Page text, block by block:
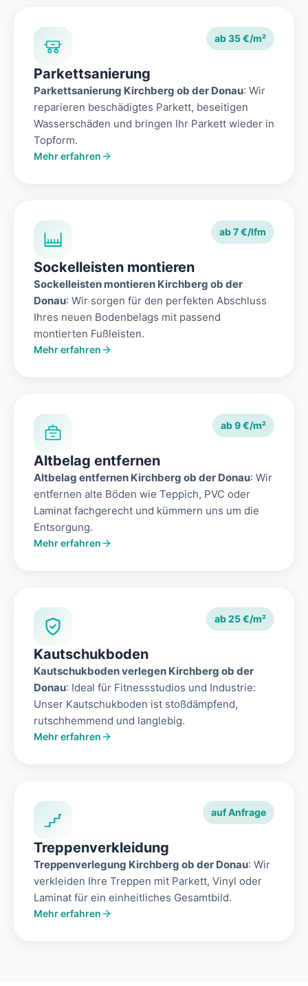
ab 35 €/m²
Parkettsanierung
Parkettsanierung Kirchberg ob der Donau: Wir
reparieren beschädigtes Parkett, beseitigen
Wasserschäden und bringen Ihr Parkett wieder in
Topform.
Mehr erfahren
ab 7 €/lfm
Sockelleisten montieren
Sockelleisten montieren Kirchberg ob der
Donau: Wir sorgen für den perfekten Abschluss
Ihres neuen Bodenbelags mit passend
montierten Fußleisten.
Mehr erfahren
ab 9 €/m²
Altbelag entfernen
Altbelag entfernen Kirchberg ob der Donau: Wir
entfernen alte Böden wie Teppich, PVC oder
Laminat fachgerecht und kümmern uns um die
Entsorgung.
Mehr erfahren
ab 25 €/m²
Kautschukboden
Kautschukboden verlegen Kirchberg ob der
Donau: Ideal für Fitnessstudios und Industrie:
Unser Kautschukboden ist stoßdämpfend,
rutschhemmend und langlebig.
Mehr erfahren
auf Anfrage
Treppenverkleidung
Treppenverlegung Kirchberg ob der Donau: Wir
verkleiden Ihre Treppen mit Parkett, Vinyl oder
Laminat für ein einheitliches Gesamtbild.
Mehr erfahren